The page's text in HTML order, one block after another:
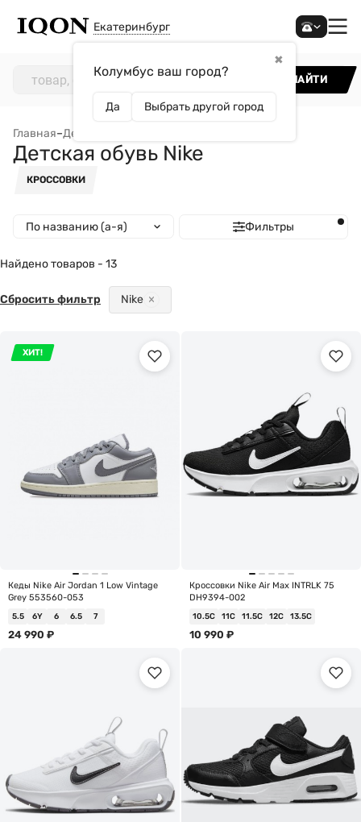
Екатеринбург
✖
Колумбус ваш город?
Да Выбрать другой город
НАЙТИ
Главная–Детям
Детская обувь Nike
КРОССОВКИ
По названию (а-я) Фильтры
Найдено товаров - 13
Nike
Сбросить фильтр
ХИТ!
Кеды Nike Air Jordan 1 Low Vintage
Grey 553560-053
5.5 6Y 6 6.5 7
24 990 ₽
Кроссовки Nike Air Max INTRLK 75
DH9394-002
10.5C 11C 11.5C 12C 13.5C
10 990 ₽